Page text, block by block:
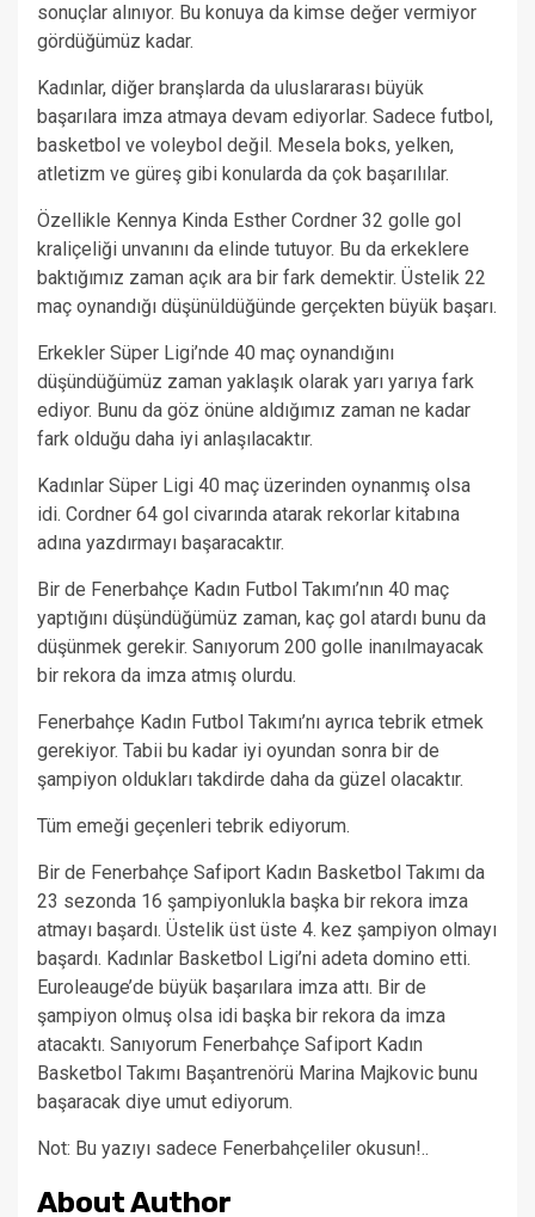
sonuçlar alınıyor. Bu konuya da kimse değer vermiyor
gördüğümüz kadar.
Kadınlar, diğer branşlarda da uluslararası büyük
başarılara imza atmaya devam ediyorlar. Sadece futbol,
basketbol ve voleybol değil. Mesela boks, yelken,
atletizm ve güreş gibi konularda da çok başarılılar.
Özellikle Kennya Kinda Esther Cordner 32 golle gol
kraliçeliği unvanını da elinde tutuyor. Bu da erkeklere
baktığımız zaman açık ara bir fark demektir. Üstelik 22
maç oynandığı düşünüldüğünde gerçekten büyük başarı.
Erkekler Süper Ligi’nde 40 maç oynandığını
düşündüğümüz zaman yaklaşık olarak yarı yarıya fark
ediyor. Bunu da göz önüne aldığımız zaman ne kadar
fark olduğu daha iyi anlaşılacaktır.
Kadınlar Süper Ligi 40 maç üzerinden oynanmış olsa
idi. Cordner 64 gol civarında atarak rekorlar kitabına
adına yazdırmayı başaracaktır.
Bir de Fenerbahçe Kadın Futbol Takımı’nın 40 maç
yaptığını düşündüğümüz zaman, kaç gol atardı bunu da
düşünmek gerekir. Sanıyorum 200 golle inanılmayacak
bir rekora da imza atmış olurdu.
Fenerbahçe Kadın Futbol Takımı’nı ayrıca tebrik etmek
gerekiyor. Tabii bu kadar iyi oyundan sonra bir de
şampiyon oldukları takdirde daha da güzel olacaktır.
Tüm emeği geçenleri tebrik ediyorum.
Bir de Fenerbahçe Safiport Kadın Basketbol Takımı da
23 sezonda 16 şampiyonlukla başka bir rekora imza
atmayı başardı. Üstelik üst üste 4. kez şampiyon olmayı
başardı. Kadınlar Basketbol Ligi’ni adeta domino etti.
Euroleauge’de büyük başarılara imza attı. Bir de
şampiyon olmuş olsa idi başka bir rekora da imza
atacaktı. Sanıyorum Fenerbahçe Safiport Kadın
Basketbol Takımı Başantrenörü Marina Majkovic bunu
başaracak diye umut ediyorum.
Not: Bu yazıyı sadece Fenerbahçeliler okusun!..
About Author